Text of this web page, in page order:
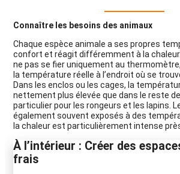
Connaître les besoins des animaux
Chaque espèce animale a ses propres
confort et réagit différemment à la
ne pas se fier uniquement au
la température réelle à l’endroit où se
Dans les enclos ou les cages, la
nettement plus élevée que dans le reste
particulier pour les rongeurs et les lapins.
également souvent exposés à des
la chaleur est particulièrement intense près
À l’intérieur : Créer des
frais